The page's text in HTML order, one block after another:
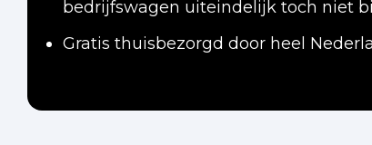
bedrijfswagen uiteindelijk toch niet
Gratis thuisbezorgd door heel